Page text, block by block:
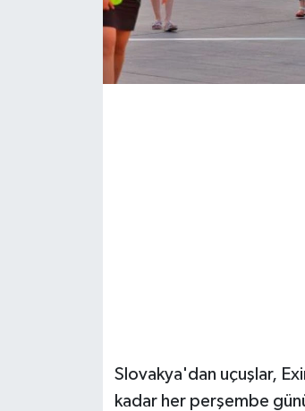
Slovakya'dan uçuşlar,
kadar her perşembe
Sivil Toplum